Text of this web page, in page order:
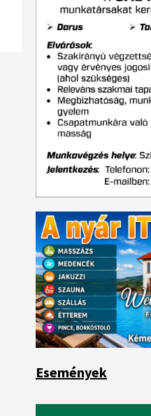
Események